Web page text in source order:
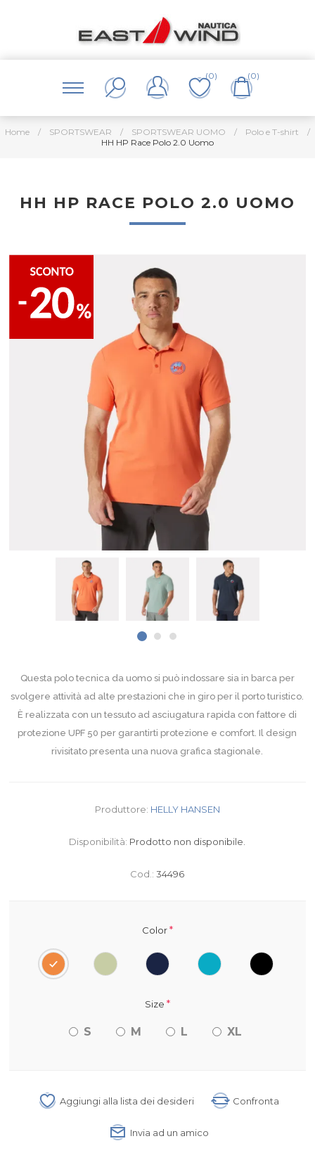
(0) (0)
Home / SPORTSWEAR / SPORTSWEAR UOMO / Polo e T-shirt
/
HH HP Race Polo 2.0 Uomo
HH HP RACE POLO 2.0 UOMO
Questa polo tecnica da uomo si può indossare sia in barca per
svolgere attività ad alte prestazioni che in giro per il porto turistico.
È realizzata con un tessuto ad asciugatura rapida con fattore di
protezione UPF 50 per garantirti protezione e comfort. Il design
rivisitato presenta una nuova grafica stagionale.
Produttore: HELLY HANSEN
Disponibilità: Prodotto non disponibile.
Cod.: 34496
Color*
Size *
S M L XL
Aggiungi alla lista dei desideri Confronta
Invia ad un amico